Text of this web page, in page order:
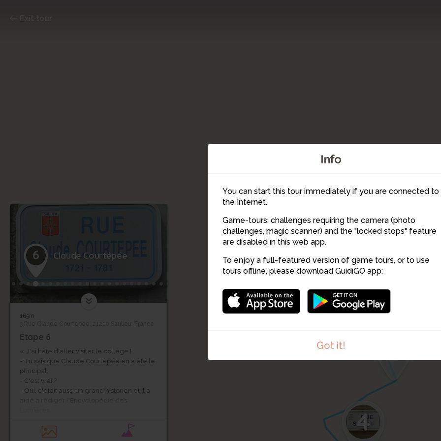
Info
You can start this tour immediately if you are connected to
the Internet.
Game-tours: challenges requiring the camera (photo
challenges, magic scanner) and the "locked stops" feature
are disabled in this web app.
To enjoy a full-featured version of game tours, or to use
tours offline, please download GuidiGO app:
Got it!
7
6
4
6 Claude Courtépée
165m
Etape 6
« J'ai hâte d'aller visiter le collège !
- Tu sais que Claude Courtépée en a été le
principal.
- C'est vrai ?
- Oui, c'était aussi un grand historien et il a
- Il a aussi écrit les six premiers volumes de